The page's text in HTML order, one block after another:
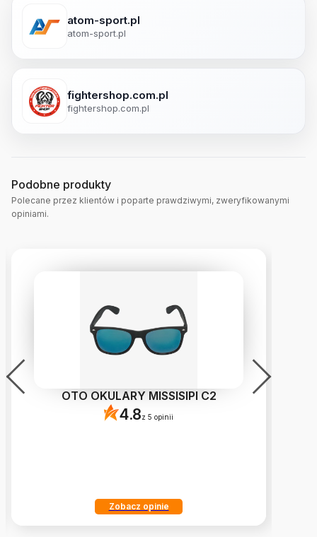
atom-sport.pl
atom-sport.pl
fightershop.com.pl
fightershop.com.pl
Podobne produkty
Polecane przez klientów i poparte prawdziwymi, zweryfikowanymi
opiniami.
OTO OKULARY MISSISIPI C2
4.8z 5 opinii
Zobacz opinie